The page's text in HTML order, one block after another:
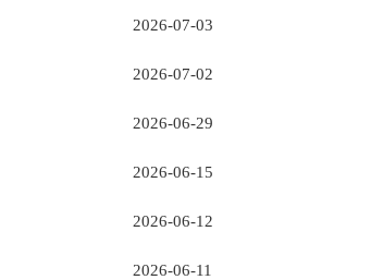
2026-07-03
2026-07-02
2026-06-29
2026-06-15
2026-06-12
2026-06-11